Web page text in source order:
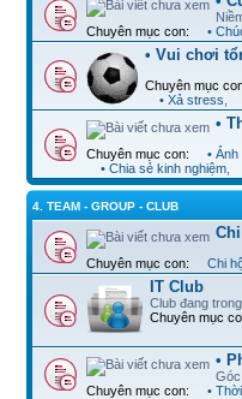
Chuyên mục con:
•
• Vui chơi
Chuyên mục
• Xả stress
•
Chuyên mục con: •
• Chia sẻ kinh nghiệm
4. TEAM - GROUP - CLUB
Chuyên mục con: Chi
IT Club
Club đang
Chuyên mục
•
Góc
Chuyên mục con:
•